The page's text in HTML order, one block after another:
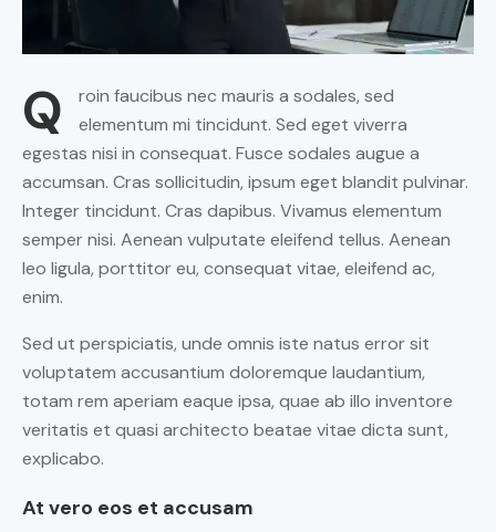
Q
roin faucibus nec mauris a sodales, sed
elementum mi tincidunt. Sed eget viverra
egestas nisi in consequat. Fusce sodales augue a
accumsan. Cras sollicitudin, ipsum eget blandit pulvinar.
Integer tincidunt. Cras dapibus. Vivamus elementum
semper nisi. Aenean vulputate eleifend tellus. Aenean
leo ligula, porttitor eu, consequat vitae, eleifend ac,
enim.
Sed ut perspiciatis, unde omnis iste natus error sit
voluptatem accusantium doloremque laudantium,
totam rem aperiam eaque ipsa, quae ab illo inventore
veritatis et quasi architecto beatae vitae dicta sunt,
explicabo.
At vero eos et accusam